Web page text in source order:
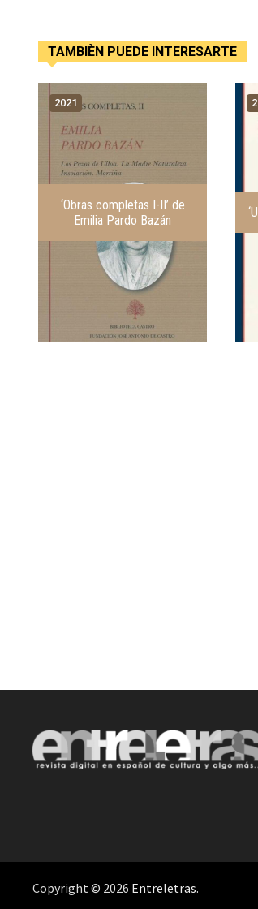
TAMBIÈN PUEDE INTERESARTE
2021
‘Obras completas I-II’ de
Emilia Pardo Bazán
Copyright © 2026 Entreletras.